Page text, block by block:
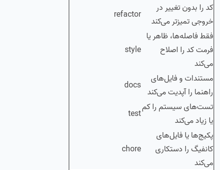
کد را بدون تغییر در
خروجی تمیزتر می‌کند
refactor
فقط فاصله‌ها، ظاهر یا
فرمت کد را اصلاح
می‌کند
style
مستندات و فایل‌های
راهنما را آپدیت می‌کند
docs
تست‌های سیستم را کم
یا زیاد می‌کند
test
پکیج‌ها یا فایل‌های
کانفیگ را دستکاری
می‌کند
chore